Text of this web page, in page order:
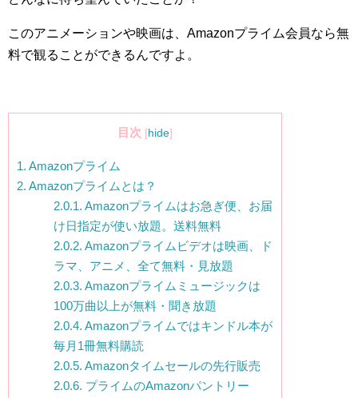
このアニメーションや映画は、 Amazonプライム会員なら無
料で観ることができるんですよ。
目次 [hide]
1. Amazonプライム
2. Amazonプライムとは？
2.0.1. Amazonプライムはお急ぎ便、お届
け日指定が使い放題。送料無料
2.0.2. Amazonプライムビデオは映画、ド
ラマ、アニメ、全て無料・見放題
2.0.3. Amazonプライムミュージックは
100万曲以上が無料・聞き放題
2.0.4. Amazonプライムではキンドル本が
毎月1冊無料購読
2.0.5. Amazonタイムセールの先行販売
2.0.6. プライムのAmazonパントリー